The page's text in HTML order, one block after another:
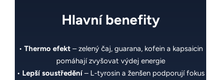
Hlavní benefity
• Thermo efekt– zelený čaj, guarana, kofein a kapsaicin
pomáhají zvyšovat výdej energie
• Lepší soustředění– L-tyrosin a ženšen podporují fokus